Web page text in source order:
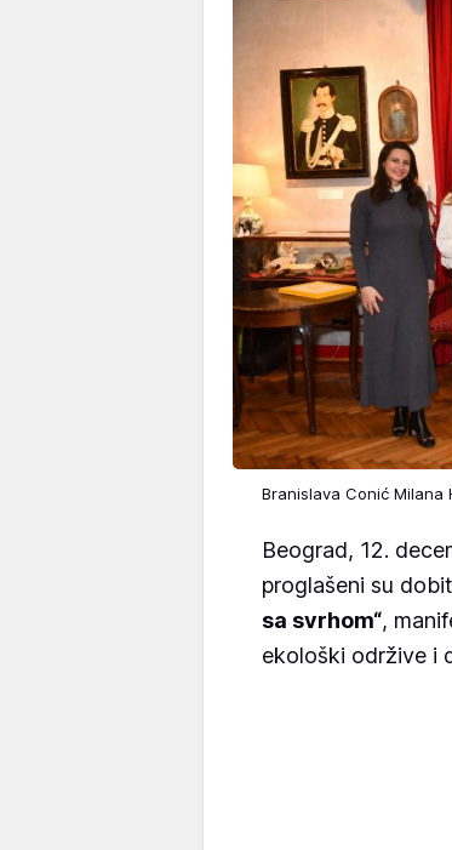
Branislava Conić Milana
Beograd, 12.
proglašeni su
sa svrhom“,
ekološki održive i